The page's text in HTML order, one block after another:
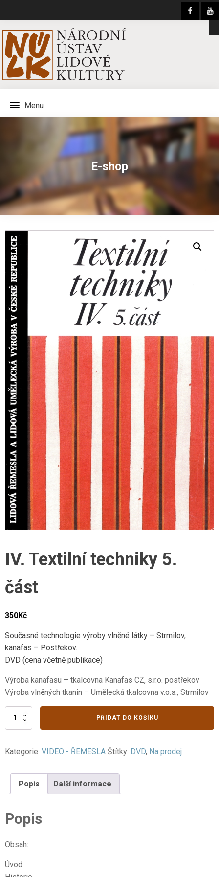
Menu
E-shop
IV. Textilní techniky 5.
část
350Kč
Současné technologie výroby vlněné látky – Strmilov,
kanafas – Postřekov.
DVD (cena včetně publikace)
Výroba kanafasu – tkalcovna Kanafas CZ, s.r.o. postřekov
Výroba vlněných tkanin – Umělecká tkalcovna v.o.s., Strmilov
část
PŘIDAT DO KOŠÍKU
Kategorie: VIDEO - ŘEMESLA Štítky: DVD, Na prodej
Popis Další informace
Popis
Obsah:
Úvod